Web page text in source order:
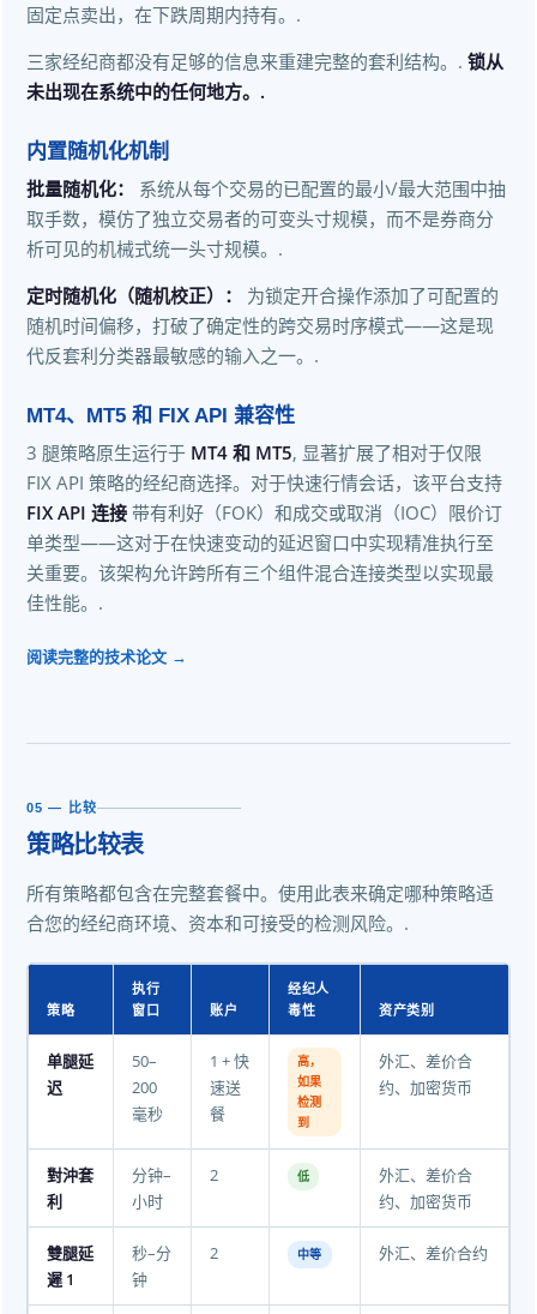
固定点卖出，在下跌周期内持有。.
三家经纪商都没有足够的信息来重建完整的套利结构。. 锁从
未出现在系统中的任何地方。.
内置随机化机制
批量随机化：
系统从每个交易的已配置的最小/最大范围中抽
取手数，模仿了独立交易者的可变头寸规模，而不是券商分
析可见的机械式统一头寸规模。.
定时随机化（随机校正）：
为锁定开合操作添加了可配置的
随机时间偏移，打破了确定性的跨交易时序模式——这是现
代反套利分类器最敏感的输入之一。.
MT4、MT5 和 FIX API 兼容性
3 腿策略原生运行于 MT4 和 MT5, 显著扩展了相对于仅限
FIX API 策略的经纪商选择。对于快速行情会话，该平台支持
FIX API 连接 带有利好（FOK）和成交或取消（IOC）限价订
单类型——这对于在快速变动的延迟窗口中实现精准执行至
关重要。该架构允许跨所有三个组件混合连接类型以实现最
佳性能。.
阅读完整的技术论文 →
05 — 比较
策略比较表
所有策略都包含在完整套餐中。使用此表来确定哪种策略适
合您的经纪商环境、资本和可接受的检测风险。.
策略
执行
窗口
账户
经纪人
毒性
资产类别
单腿延
迟
50–
200
毫秒
1 + 快
速送
餐
高，
如果
检测
到
外汇、差价合
约、加密货币
對沖套
利
分钟–
小时
2 低
外汇、差价合
约、加密货币
雙腿延
遲 1
秒–分
钟
2 中等 外汇、差价合约